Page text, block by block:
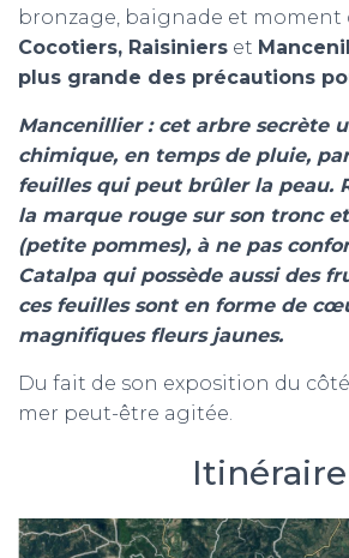
bronzage, baignade et moment
Cocotiers, Raisiniers et
plus grande des précautions
Mancenillier : cet arbre secrète
chimique, en temps de pluie,
feuilles qui peut brûler la peau.
la marque rouge sur son tronc
(petite pommes), à ne pas
Catalpa qui possède aussi des
ces feuilles sont en forme de
magnifiques fleurs jaunes.
Du fait de son exposition du
mer peut-être agitée.
Itinéraire